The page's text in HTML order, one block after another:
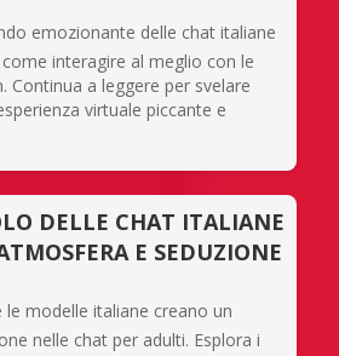
emozionante delle chat italiane
interagire al meglio con le
Continua a leggere per svelare
virtuale piccante e
DELLE CHAT ITALIANE
E SEDUZIONE
le modelle italiane creano un
nelle chat per adulti. Esplora i